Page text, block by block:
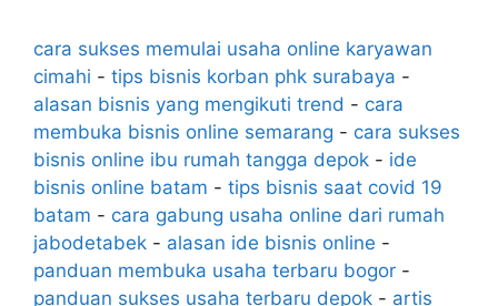
cara sukses memulai usaha online karyawan
cimahi - tips bisnis korban phk surabaya -
alasan bisnis yang mengikuti trend - cara
membuka bisnis online semarang - cara sukses
bisnis online ibu rumah tangga depok - ide
bisnis online batam - tips bisnis saat covid 19
batam - cara gabung usaha online dari rumah
jabodetabek - alasan ide bisnis online -
panduan membuka usaha terbaru bogor -
panduan sukses usaha terbaru depok - artis